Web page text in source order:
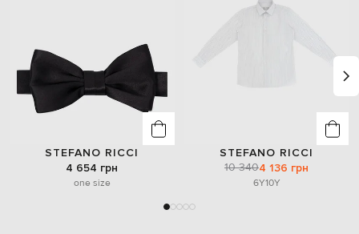
STEFANO RICCI
4 654 грн
one size
STEFANO RICCI
10 3404 136 грн
6Y10Y